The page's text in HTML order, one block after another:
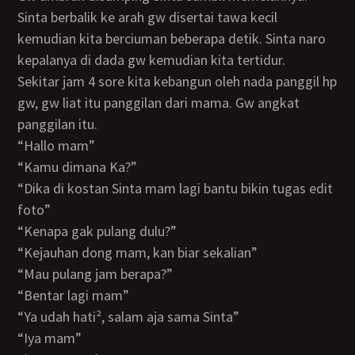
Sinta berbalik ke arah gw disertai tawa kecil
kemudian kita berciuman beberapa detik. Sinta naro
kepalanya di dada gw kemudian kita tertidur.
Sekitar jam 4 sore kita kebangun oleh nada panggil hp
gw, gw liat itu panggilan dari mama. Gw angkat
panggilan itu.
“Hallo mam”
“Kamu dimana Ka?”
“Dika di kostan Sinta mam lagi bantu bikin tugas edit
foto”
“Kenapa gak pulang dulu?”
“Kejauhan dong mam, kan biar sekalian”
“Mau pulang jam berapa?”
“Bentar lagi mam”
“Ya udah hati², salam aja sama Sinta”
“Iya mam”